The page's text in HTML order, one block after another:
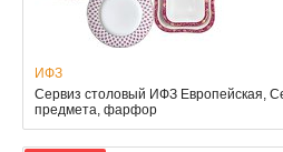
ИФЗ
Сервиз столовый ИФЗ Европейская,
предмета, фарфор